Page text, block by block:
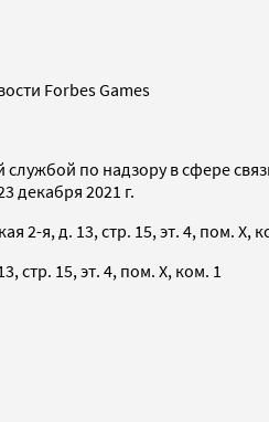
Forbes Games
службой по надзору в сфере
декабря 2021 г.
2-я, д. 13, стр. 15, эт. 4, пом. X,
стр. 15, эт. 4, пом. X, ком. 1